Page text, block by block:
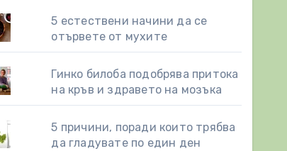
5 естествени начини да се
отървете от мухите
Гинко билоба подобрява притока
на кръв и здравето на мозъка
5 причини, поради които трябва
да гладувате по един ден